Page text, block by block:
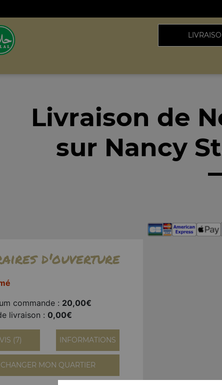
Livraison de
sur Nancy
d'ouverture
commande : 20,00€
livraison : 0,00€
(7) INFORMATIONS
CHANGER MON QUARTIER